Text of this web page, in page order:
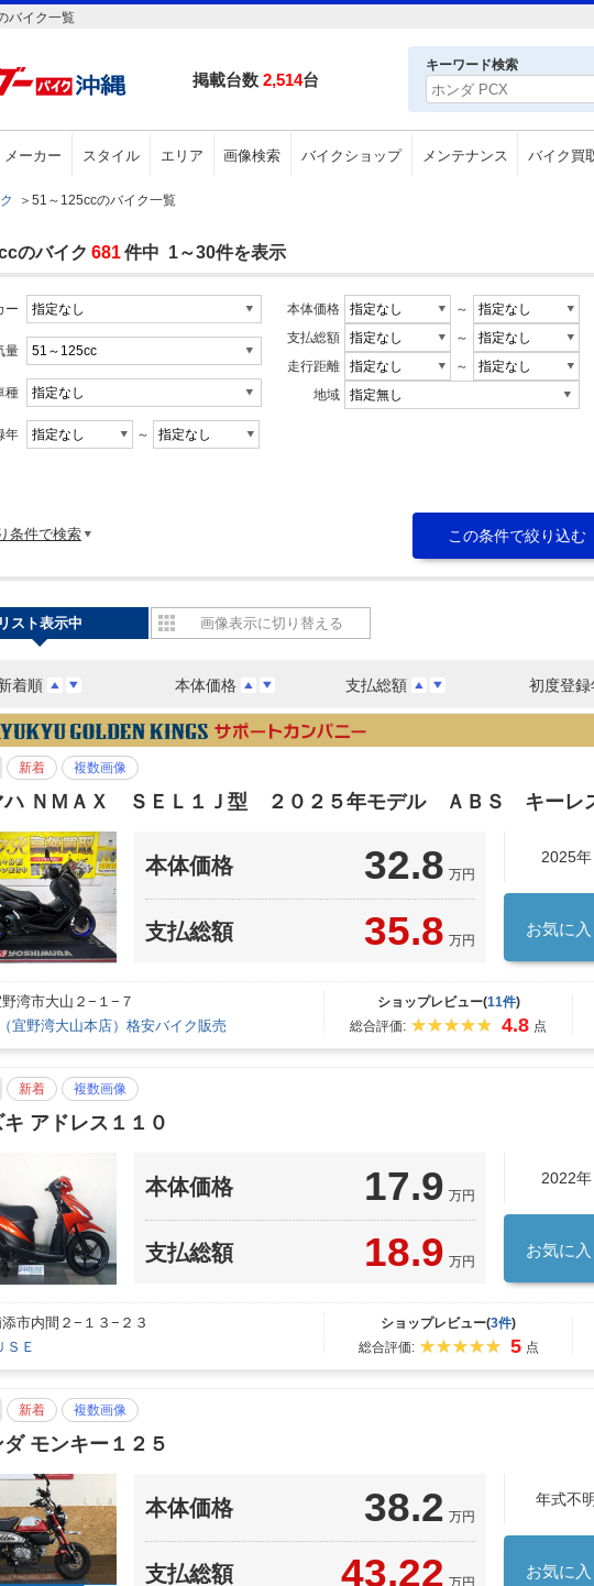
バイク一覧
掲載台数 2,514台
キーワード検索
メーカー スタイル エリア 画像検索 バイクショップ メンテナンス バイク買
＞ 51～125ccのバイク一覧
のバイク 681件中 1～30件を表示
ー
量
種
年 ～
本体価格
～
支払総額
～
走行距離
～
地域
条件で検索
着順 本体価格 支払総額 初度登録
リスト表示中 画像表示に切り替える
新着 複数画像
ハ ＮＭＡＸ ＳＥＬ１Ｊ型 ２０２５年モデル ＡＢＳ キー
本体価格 32.8 万円
支払総額 35.8 万円
2025年
お気に
湾市大山２−１−７
宜野湾大山本店）格安バイク販売
ショップレビュー(11件)
総合評価:
4.8 点
新着 複数画像
キ アドレス１１０
本体価格 17.9 万円
支払総額 18.9 万円
2022年
お気に
市内間２−１３−２３
ＳＥ
ショップレビュー(3件)
総合評価:
5 点
新着 複数画像
モンキー１２５
本体価格 38.2 万円
支払総額 43.22 万円
年式不明
お気に